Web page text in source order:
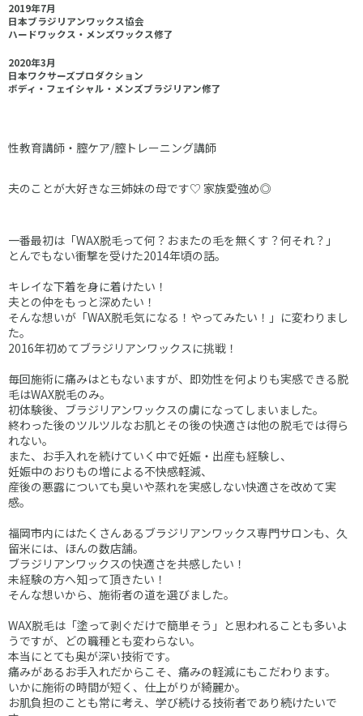
2019年7月
日本ブラジリアンワックス協会
ハードワックス・メンズワックス修了
2020年3月
日本ワクサーズプロダクション
​ボディ・フェイシャル・メンズブラジリアン修了
性教育講師・膣ケア/膣トレーニング講師
夫のことが大好きな三姉妹の母です♡ 家族愛強め◎
一番最初は「WAX脱毛って何？おまたの毛を無くす？何それ？」
とんでもない衝撃を受けた2014年頃の話。
キレイな下着を身に着けたい！
夫との仲をもっと深めたい！
そんな想いが「WAX脱毛気になる！やってみたい！」に変わりまし
た。
2016年初めてブラジリアンワックスに挑戦！
毎回施術に痛みはともないますが、即効性を何よりも実感できる脱
毛はWAX脱毛のみ。
初体験後、ブラジリアンワックスの虜になってしまいました。
終わった後のツルツルなお肌とその後の快適さは他の脱毛では得ら
れない。
また、お手入れを続けていく中で妊娠・出産も経験し、
妊娠中のおりもの増による不快感軽減、
産後の悪露についても臭いや蒸れを実感しない快適さを改めて実
感。
福岡市内にはたくさんあるブラジリアンワックス専門サロンも、久
留米には、ほんの数店舗。
ブラジリアンワックスの快適さを共感したい！
未経験の方へ知って頂きたい！
そんな想いから、施術者の道を選びました。
WAX脱毛は「塗って剥ぐだけで簡単そう」と思われることも多いよ
うですが、どの職種とも変わらない。
本当にとても奥が深い技術です。
痛みがあるお手入れだからこそ、痛みの軽減にもこだわります。
いかに施術の時間が短く、仕上がりが綺麗か。
お肌負担のことも常に考え、学び続ける技術者であり続けたいで